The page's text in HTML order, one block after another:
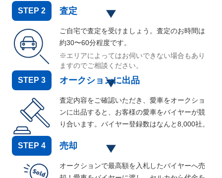
STEP 2 査定
ご自宅で査定を受けましょう。査定のお時間は
約30〜60分程度です。
※エリアによってはお伺いできない場合もあり
ますのでご相談ください。
STEP 3 オークションに出品
査定内容をご確認いただき、愛車をオークショ
ンに出品すると、お客様の愛車をバイヤーが競
り合います。バイヤー登録数はなんと8,000社。
STEP 4 売却
オークションで最高額を入札したバイヤーへ売